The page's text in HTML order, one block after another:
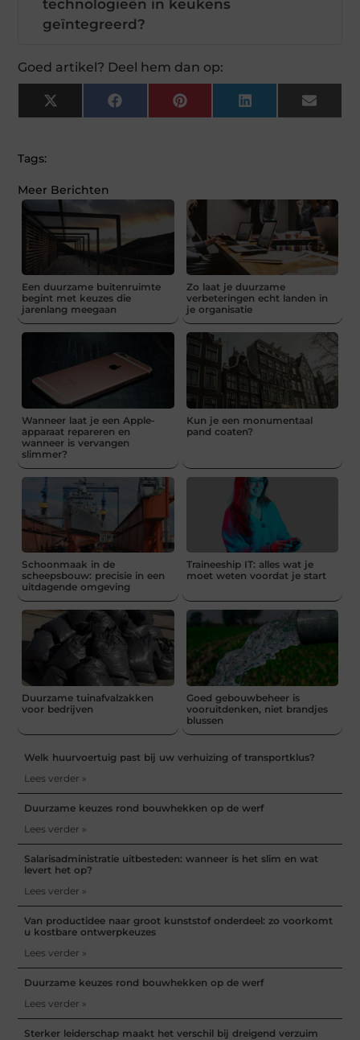
technologieën in keukens
geïntegreerd?
Goed artikel? Deel hem dan op:
X
(Twitter)
FacebookPinterestLinkedInEmail
Tags:
Meer Berichten
Een duurzame buitenruimte
begint met keuzes die
jarenlang meegaan
Zo laat je duurzame
verbeteringen echt landen in
je organisatie
Wanneer laat je een Apple-
apparaat repareren en
wanneer is vervangen
slimmer?
Kun je een monumentaal
pand coaten?
Schoonmaak in de
scheepsbouw: precisie in een
uitdagende omgeving
Traineeship IT: alles wat je
moet weten voordat je start
Duurzame tuinafvalzakken
voor bedrijven
Goed gebouwbeheer is
vooruitdenken, niet brandjes
blussen
Welk huurvoertuig past bij uw verhuizing of transportklus?
Lees verder »
Duurzame keuzes rond bouwhekken op de werf
Lees verder »
Salarisadministratie uitbesteden: wanneer is het slim en wat
levert het op?
Lees verder »
Van productidee naar groot kunststof onderdeel: zo voorkomt
u kostbare ontwerpkeuzes
Lees verder »
Duurzame keuzes rond bouwhekken op de werf
Lees verder »
Sterker leiderschap maakt het verschil bij dreigend verzuim